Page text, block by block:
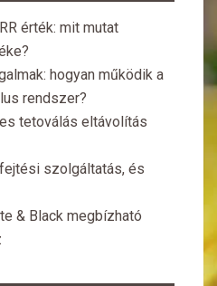
érték: mit mutat
hogyan működik a
rendszer?
tetoválás eltávolítás
szolgáltatás, és
& Black megbízható